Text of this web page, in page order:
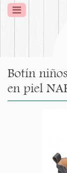
Botín
en piel